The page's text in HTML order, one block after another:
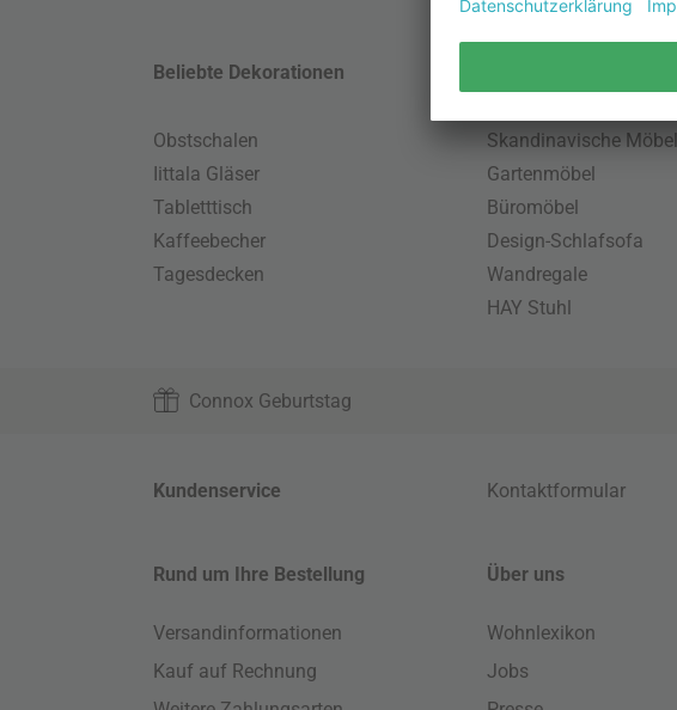
Beliebte Dekorationen
Obstschalen
Iittala Gläser
Tabletttisch
Kaffeebecher
Tagesdecken
Skandinavische Möbel
Gartenmöbel
Büromöbel
Design-Schlafsofa
Wandregale
HAY Stuhl
Connox Geburtstag
Kundenservice Kontaktformular
Rund um Ihre Bestellung
Versandinformationen
Kauf auf Rechnung
Über uns
Wohnlexikon
Jobs